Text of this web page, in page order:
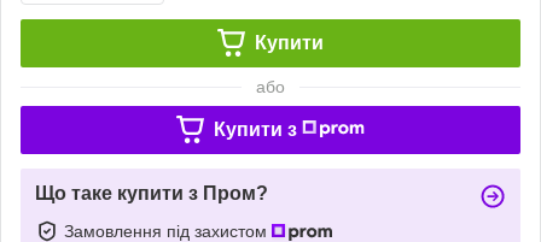
Купити
або
Купити з
Що таке купити з Пром?
Замовлення під захистом